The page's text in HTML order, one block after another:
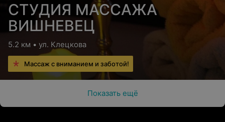
СТУДИЯ МАССАЖА
ВИШНЕВЕЦ
5.2 км • ул. Клецкова
Массаж с вниманием и заботой!
Показать ещё